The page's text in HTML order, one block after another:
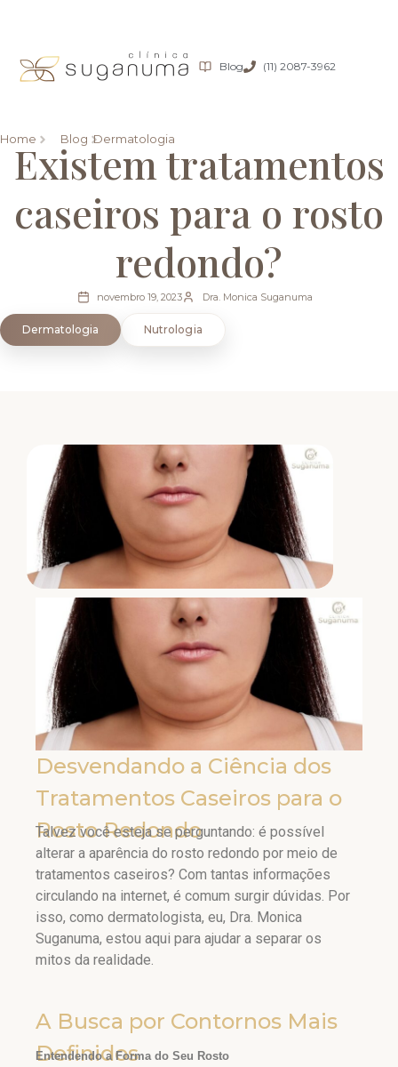
Blog (11) 2087-3962
Home Blog Dermatologia
Existem tratamentos
caseiros para o rosto
redondo?
novembro 19, 2023 Dra. Monica Suganuma
Dermatologia Nutrologia
Desvendando a Ciência dos
Tratamentos Caseiros para o
Rosto Redondo
Talvez você esteja se perguntando: é possível
alterar a aparência do rosto redondo por meio de
tratamentos caseiros? Com tantas informações
circulando na internet, é comum surgir dúvidas. Por
isso, como dermatologista, eu, Dra. Monica
Suganuma, estou aqui para ajudar a separar os
mitos da realidade.
A Busca por Contornos Mais
Definidos
Entendendo a Forma do Seu Rosto